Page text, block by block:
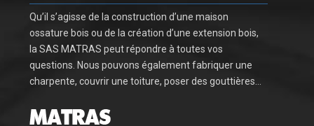
Qu’il s’agisse de la construction d’une maison
ossature bois ou de la création d’une extension bois,
la SAS MATRAS peut répondre à toutes vos
questions. Nous pouvons également fabriquer une
charpente, couvrir une toiture, poser des gouttières…